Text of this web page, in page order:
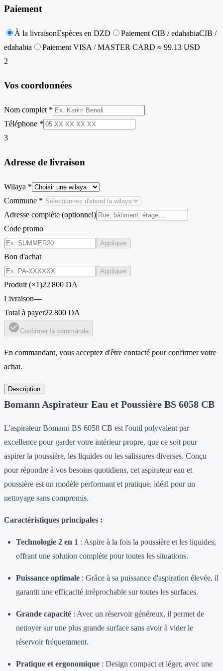
Paiement
À la livraisonEspèces en DZD Paiement CIB / edahabiaCIB /
edahabia
Paiement VISA / MASTER CARD ≈ 99.13 USD
2
Vos coordonnées
Nom complet *
Téléphone *
3
Adresse de livraison
Wilaya *
Commune *
Adresse complète (optionnel)
Code promo
Appliquer
Bon d'achat
Appliquer
Produit (×1)22 800 DA
Livraison—
Total à payer22 800 DA
check_circle Confirmer la commande
En commandant, vous acceptez d'être contacté pour confirmer votre
achat.
Description
Bomann Aspirateur Eau et Poussière BS 6058 CB
L'aspirateur Bomann BS 6058 CB est l'outil polyvalent par
excellence pour garder votre intérieur propre, que ce soit pour
aspirer la poussière, les liquides ou les salissures diverses. Conçu
pour répondre à vos besoins quotidiens, cet aspirateur eau et
poussière est un modèle performant et pratique, idéal pour un
nettoyage sans compromis.
Caractéristiques principales :
Technologie 2 en 1 : Aspire à la fois la poussière et les liquides,
offrant une solution complète pour toutes les situations.
Puissance optimale : Grâce à sa puissance d'aspiration élevée, il
garantit une efficacité irréprochable sur toutes les surfaces.
Grande capacité : Avec un réservoir généreux, il permet de
nettoyer sur une plus grande surface sans avoir à vider le
réservoir fréquemment.
Pratique et ergonomique : Design compact et léger, avec une